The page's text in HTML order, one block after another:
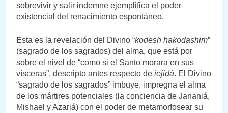
sobrevivir y salir indemne ejemplifica el poder
existencial del renacimiento espontáneo.
Esta es la revelación del Divino “kodesh hakodashim”
(sagrado de los sagrados) del alma, que está por
sobre el nivel de “como si el Santo morara en sus
vísceras”, descripto antes respecto de iejidá. El Divino
“sagrado de los sagrados” imbuye, impregna el alma
de los mártires potenciales (la conciencia de Jananiá,
Mishael y Azariá) con el poder de metamorfosear su